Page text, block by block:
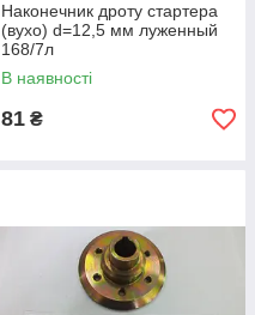
Наконечник дроту стартера
(вухо) d=12,5 мм луженный
168/7л
В наявності
81 ₴